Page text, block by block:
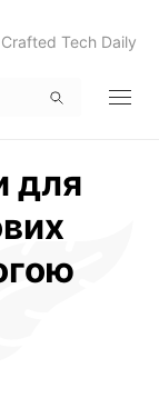
Crafted Tech Daily
для